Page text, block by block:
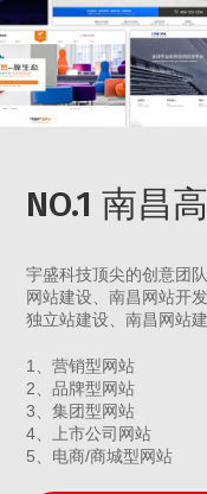
NO.1 南昌
宇盛科技顶尖的创意团
网站建设、南昌网站开
独立站建设、南昌网站
1、营销型网站
2、品牌型网站
3、集团型网站
4、上市公司网站
5、电商/商城型网站